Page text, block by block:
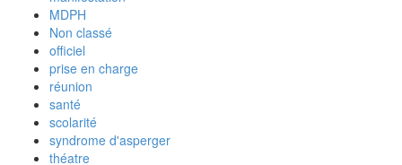
MDPH
Non classé
officiel
prise en charge
réunion
santé
scolarité
syndrome d'asperger
théatre